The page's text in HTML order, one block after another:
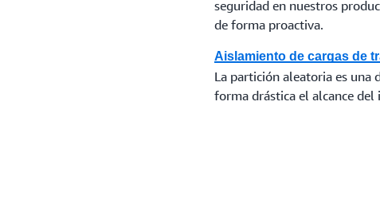
seguridad en nuestros
de forma proactiva.
Aislamiento de cargas de
La partición aleatoria es una
forma drástica el alcance